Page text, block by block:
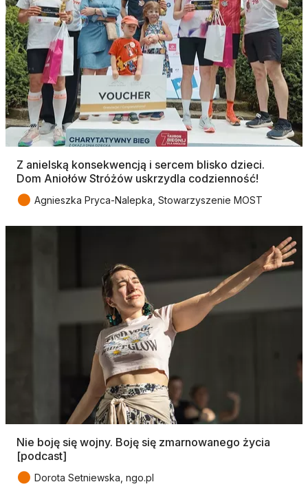
Z anielską konsekwencją i sercem blisko dzieci.
Dom Aniołów Stróżów uskrzydla codzienność!
● Agnieszka Pryca-Nalepka, Stowarzyszenie MOST
Nie boję się wojny. Boję się zmarnowanego życia
[podcast]
● Dorota Setniewska, ngo.pl